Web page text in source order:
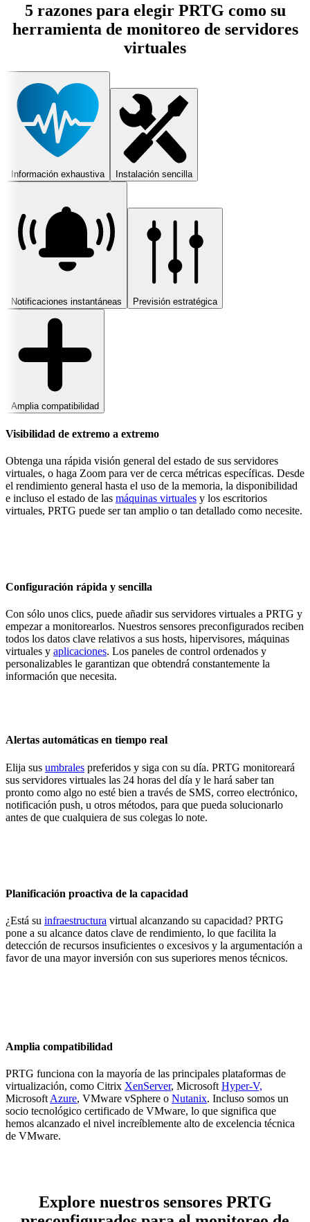
5 razones para elegir PRTG como su
herramienta de monitoreo de servidores
virtuales
Información exhaustiva Instalación sencilla
Notificaciones instantáneas Previsión estratégica
Amplia compatibilidad
Visibilidad de extremo a extremo
Obtenga una rápida visión general del estado de sus servidores
virtuales, o haga Zoom para ver de cerca métricas específicas. Desde
el rendimiento general hasta el uso de la memoria, la disponibilidad
e incluso el estado de las máquinas virtuales y los escritorios
virtuales, PRTG puede ser tan amplio o tan detallado como necesite.
Configuración rápida y sencilla
Con sólo unos clics, puede añadir sus servidores virtuales a PRTG y
empezar a monitorearlos. Nuestros sensores preconfigurados reciben
todos los datos clave relativos a sus hosts, hipervisores, máquinas
virtuales y aplicaciones. Los paneles de control ordenados y
personalizables le garantizan que obtendrá constantemente la
información que necesita.
Alertas automáticas en tiempo real
Elija sus umbrales preferidos y siga con su día. PRTG monitoreará
sus servidores virtuales las 24 horas del día y le hará saber tan
pronto como algo no esté bien a través de SMS, correo electrónico,
notificación push, u otros métodos, para que pueda solucionarlo
antes de que cualquiera de sus colegas lo note.
Planificación proactiva de la capacidad
¿Está su infraestructura virtual alcanzando su capacidad? PRTG
pone a su alcance datos clave de rendimiento, lo que facilita la
detección de recursos insuficientes o excesivos y la argumentación a
favor de una mayor inversión con sus superiores menos técnicos.
Amplia compatibilidad
PRTG funciona con la mayoría de las principales plataformas de
virtualización, como Citrix XenServer, Microsoft Hyper-V,
Microsoft Azure, VMware vSphere o Nutanix. Incluso somos un
socio tecnológico certificado de VMware, lo que significa que
hemos alcanzado el nivel increíblemente alto de excelencia técnica
de VMware.
Explore nuestros sensores PRTG